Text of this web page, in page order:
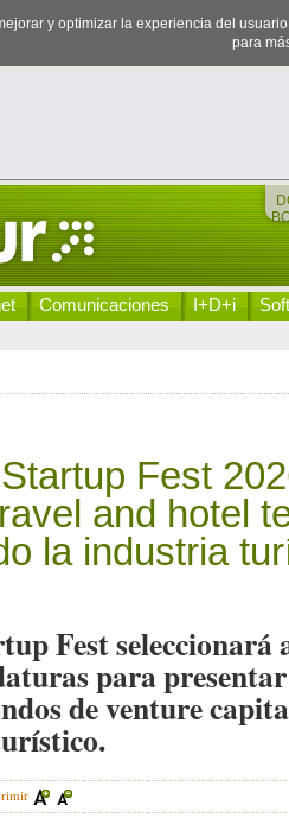
y optimizar la experiencia del
para
Comunicaciones I+D+i
Fest
and hotel
la industria
Fest seleccionará
para
de venture